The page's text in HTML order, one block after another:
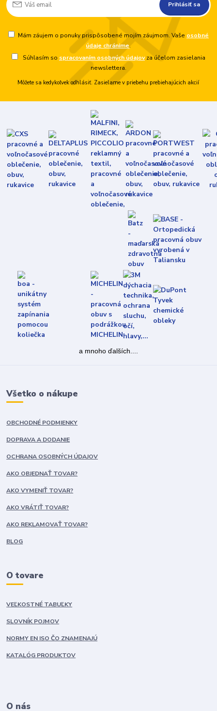
Prihlásiť sa
Mám záujem o ponuky prispôsobené mojím záujmom. Vaše osobné
údaje chránime.
Súhlasím so spracovaním osobných údajovza účelom zasielania
newslettera.
Môžete sa kedykoľvek odhlásiť. Zasielame v priebehu prebiehajúcich akcií
a mnoho ďalších....
Všetko o nákupe
OBCHODNÉ PODMIENKY
DOPRAVA A DODANIE
OCHRANA OSOBNÝCH ÚDAJOV
AKO OBJEDNAŤ TOVAR?
AKO VYMENIŤ TOVAR?
AKO VRÁTIŤ TOVAR?
AKO REKLAMOVAŤ TOVAR?
BLOG
O tovare
VEĽKOSTNÉ TABUĽKY
SLOVNÍK POJMOV
NORMY EN ISO ČO ZNAMENAJÚ
KATALÓG PRODUKTOV
O nás